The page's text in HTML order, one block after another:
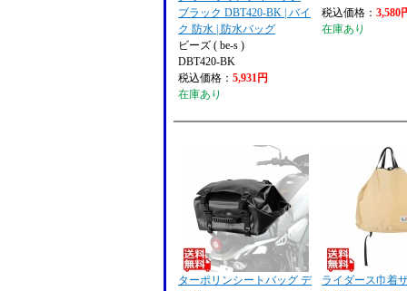
ブラック DBT420-BK | バイ
ク 防水 | 防水バッグ
ビーズ ( be-s )
DBT420-BK
税込価格： 5,931円
在庫あり
税込価格：3,580
在庫あり
ターポリンシートバッグ デ
ライダース巾着